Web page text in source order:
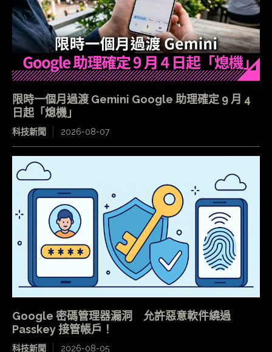
限時一個月過渡 Gemini Google 助理確定 9 月 4
日起「熄機」
科技新聞 2026-08-07
Google 密碼管理器漏洞 允許惡意軟件繞過
Passkey 接管帳戶！
科技新聞 2026-08-05